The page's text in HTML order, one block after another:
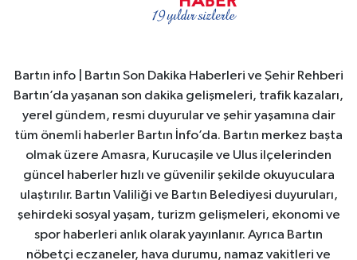
Bartın info | Bartın Son Dakika Haberleri ve Şehir Rehberi
Bartın’da yaşanan son dakika gelişmeleri, trafik kazaları,
yerel gündem, resmi duyurular ve şehir yaşamına dair
tüm önemli haberler Bartın İnfo’da. Bartın merkez başta
olmak üzere Amasra, Kurucaşile ve Ulus ilçelerinden
güncel haberler hızlı ve güvenilir şekilde okuyuculara
ulaştırılır. Bartın Valiliği ve Bartın Belediyesi duyuruları,
şehirdeki sosyal yaşam, turizm gelişmeleri, ekonomi ve
spor haberleri anlık olarak yayınlanır. Ayrıca Bartın
nöbetçi eczaneler, hava durumu, namaz vakitleri ve